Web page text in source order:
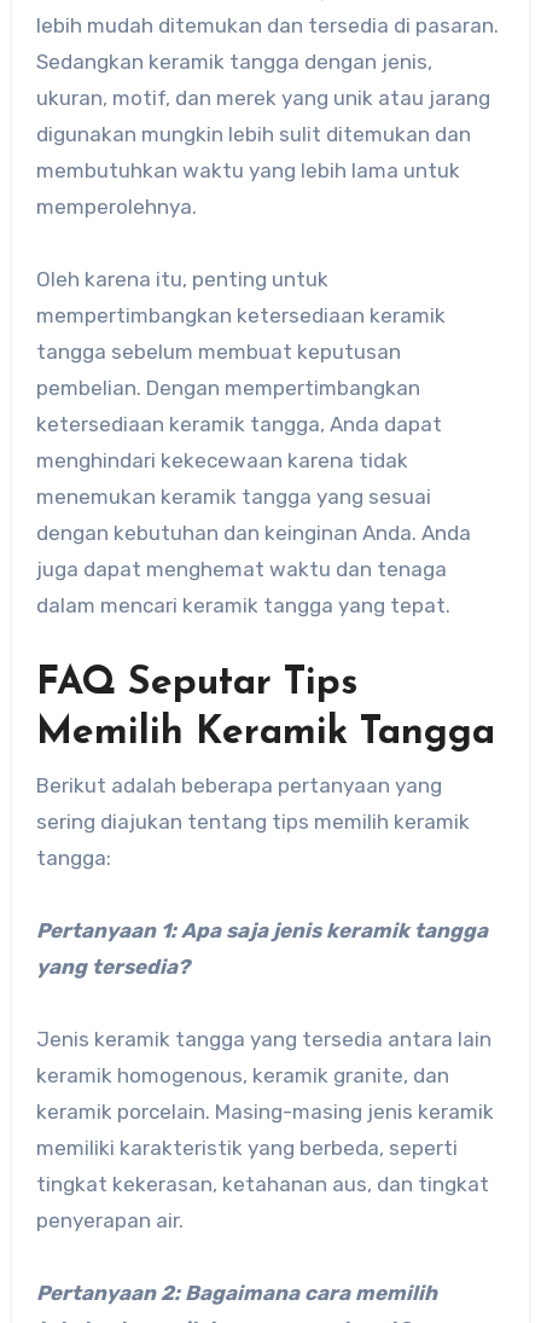
lebih mudah ditemukan dan tersedia di pasaran.
Sedangkan keramik tangga dengan jenis,
ukuran, motif, dan merek yang unik atau jarang
digunakan mungkin lebih sulit ditemukan dan
membutuhkan waktu yang lebih lama untuk
memperolehnya.
Oleh karena itu, penting untuk
mempertimbangkan ketersediaan keramik
tangga sebelum membuat keputusan
pembelian. Dengan mempertimbangkan
ketersediaan keramik tangga, Anda dapat
menghindari kekecewaan karena tidak
menemukan keramik tangga yang sesuai
dengan kebutuhan dan keinginan Anda. Anda
juga dapat menghemat waktu dan tenaga
dalam mencari keramik tangga yang tepat.
FAQ Seputar Tips
Memilih Keramik Tangga
Berikut adalah beberapa pertanyaan yang
sering diajukan tentang tips memilih keramik
tangga:
Pertanyaan 1: Apa saja jenis keramik tangga
yang tersedia?
Jenis keramik tangga yang tersedia antara lain
keramik homogenous, keramik granite, dan
keramik porcelain. Masing-masing jenis keramik
memiliki karakteristik yang berbeda, seperti
tingkat kekerasan, ketahanan aus, dan tingkat
penyerapan air.
Pertanyaan 2: Bagaimana cara memilih